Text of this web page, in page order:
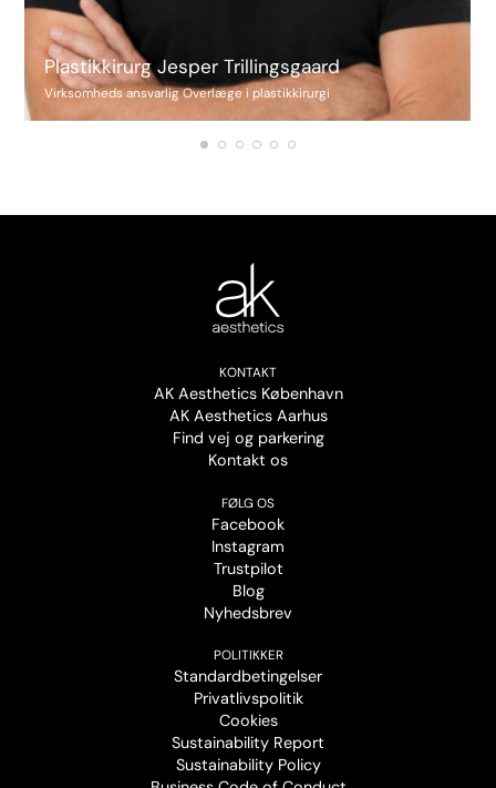
Plastikkirurg Jesper Trillingsgaard
Virksomheds ansvarlig Overlæge i plastikkirurgi
KONTAKT
AK Aesthetics København
AK Aesthetics Aarhus
Find vej og parkering
Kontakt os
FØLG OS
Facebook
Instagram
Trustpilot
Blog
Nyhedsbrev
POLITIKKER
Standardbetingelser
Privatlivspolitik
Cookies
Sustainability Report
Sustainability Policy